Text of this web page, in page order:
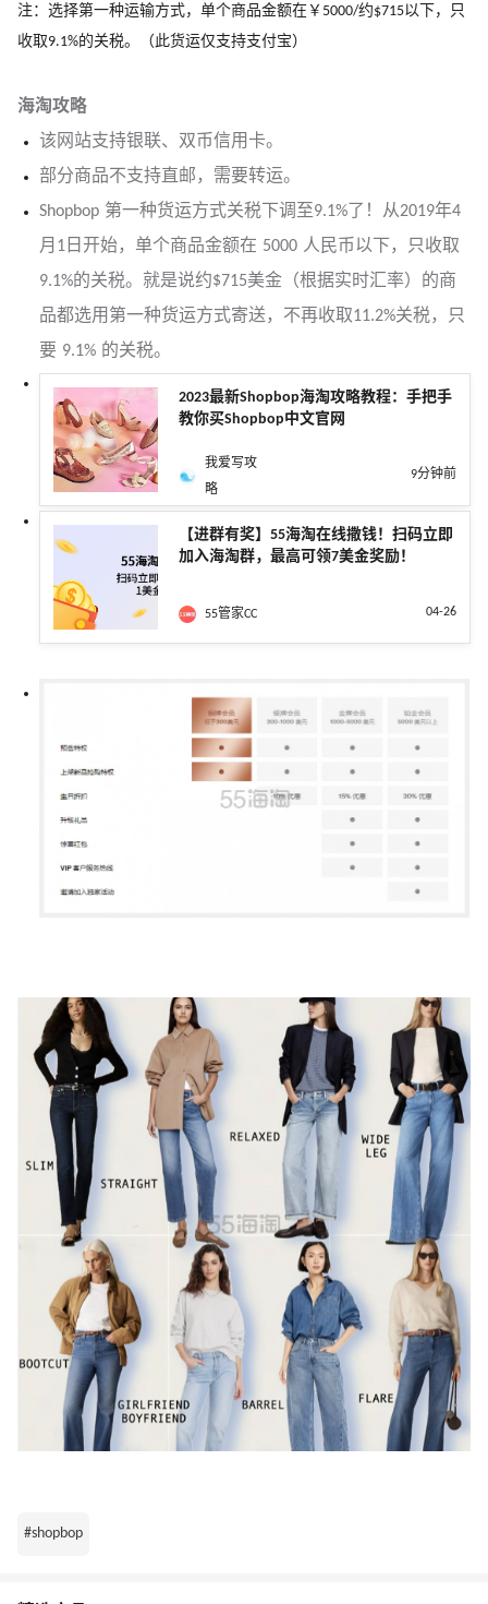
注：选择第一种运输方式，单个商品金额在￥5000/约$715以下，只
收取9.1%的关税。（此货运仅支持支付宝）
海淘攻略
该网站支持银联、双币信用卡。
部分商品不支持直邮，需要转运。
Shopbop 第一种货运方式关税下调至9.1%了！从2019年4
月1日开始，单个商品金额在 5000 人民币以下，只收取
9.1%的关税。就是说约$715美金（根据实时汇率）的商
品都选用第一种货运方式寄送，不再收取11.2%关税，只
要 9.1% 的关税。
2023最新Shopbop海淘攻略教程：手把手
教你买Shopbop中文官网
我爱写攻
略
9分钟前
【进群有奖】55海淘在线撒钱！扫码立即
加入海淘群，最高可领7美金奖励！
55管家CC 04-26
#shopbop